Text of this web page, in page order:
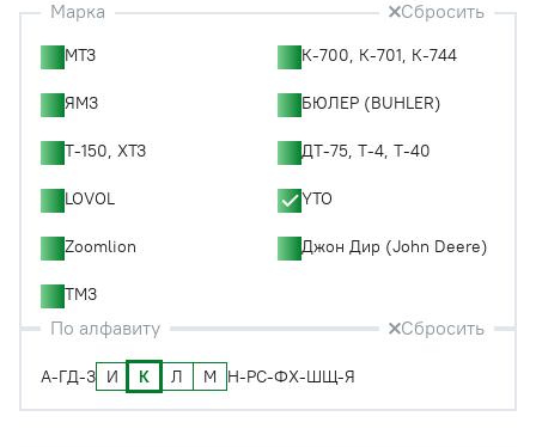
Марка Сбросить
МТЗ К-700, К-701, К-744
ЯМЗ БЮЛЕР (BUHLER)
Т-150, ХТЗ ДТ-75, Т-4, Т-40
LOVOL YTO
Zoomlion Джон Дир (John Deere)
ТМЗ
По алфавиту Сбросить
А-ГД-З И К Л М Н-РС-ФХ-ШЩ-Я